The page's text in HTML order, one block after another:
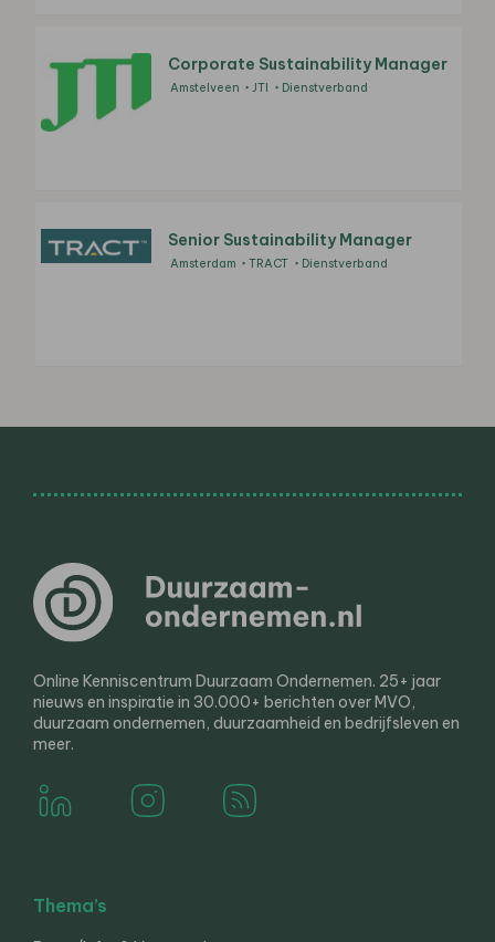
Corporate Sustainability Manager
Amstelveen JTI Dienstverband
Senior Sustainability Manager
Amsterdam TRACT Dienstverband
Online Kenniscentrum Duurzaam Ondernemen. 25+ jaar
nieuws en inspiratie in 30.000+ berichten over MVO,
duurzaam ondernemen, duurzaamheid en bedrijfsleven en
meer.
Thema’s